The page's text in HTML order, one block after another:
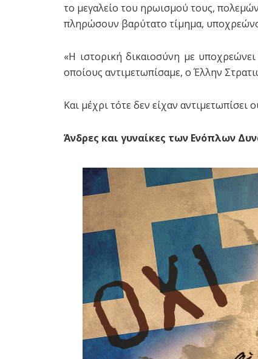
το μεγαλείο του ηρωισμού τους,
πληρώσουν βαρύτατο τίμημα,
«Η ιστορική δικαιοσύνη με
οποίους αντιμετωπίσαμε, ο Έλλην
Και μέχρι τότε δεν είχαν αντιμετωπίσει
Άνδρες και γυναίκες των Ενόπλων